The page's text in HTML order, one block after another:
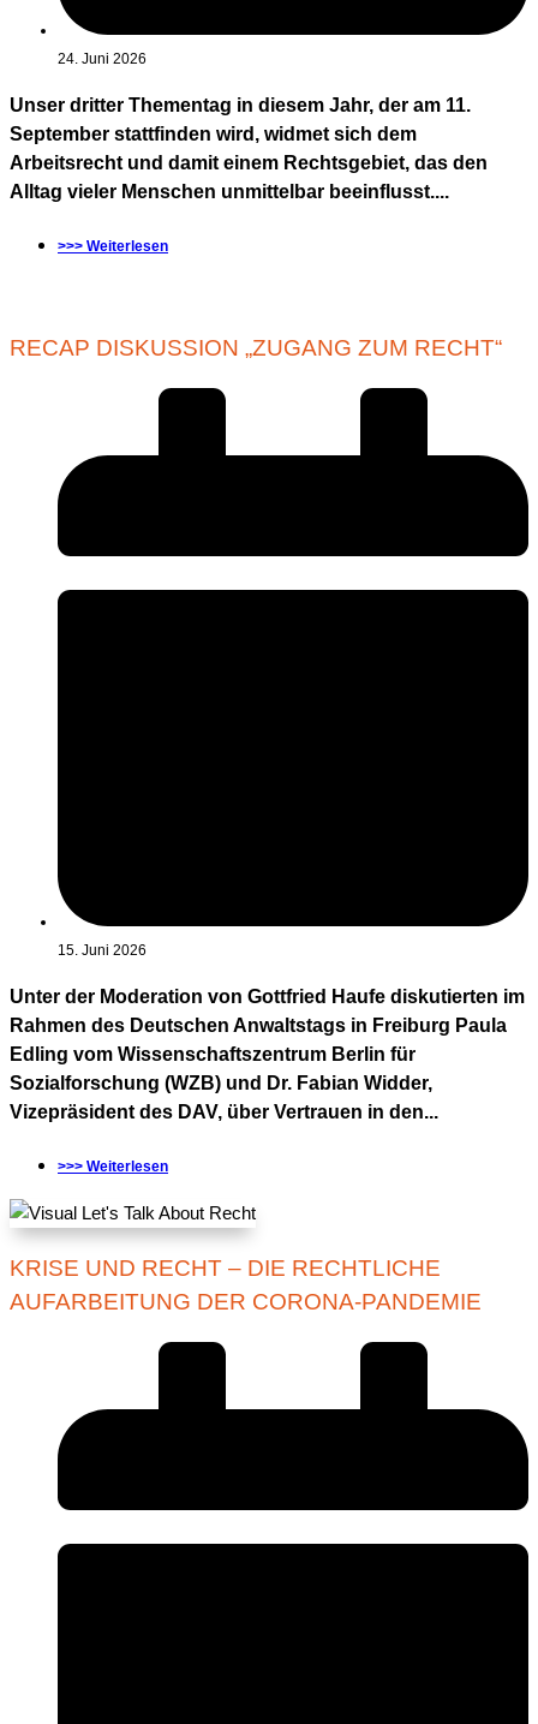
24. Juni 2026
Unser dritter Thementag in diesem Jahr, der am 11.
September stattfinden wird, widmet sich dem
Arbeitsrecht und damit einem Rechtsgebiet, das den
Alltag vieler Menschen unmittelbar beeinflusst....
>>> Weiterlesen
RECAP DISKUSSION „ZUGANG ZUM RECHT“
15. Juni 2026
Unter der Moderation von Gottfried Haufe diskutierten im
Rahmen des Deutschen Anwaltstags in Freiburg Paula
Edling vom Wissenschaftszentrum Berlin für
Sozialforschung (WZB) und Dr. Fabian Widder,
Vizepräsident des DAV, über Vertrauen in den...
>>> Weiterlesen
KRISE UND RECHT – DIE RECHTLICHE
AUFARBEITUNG DER CORONA-PANDEMIE